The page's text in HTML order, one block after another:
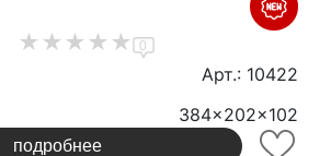
0
Арт.: 10422
384x202x102
подробнее